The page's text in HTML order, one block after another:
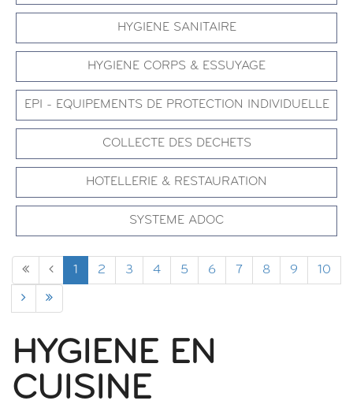
HYGIENE SANITAIRE
HYGIENE CORPS & ESSUYAGE
EPI - EQUIPEMENTS DE PROTECTION INDIVIDUELLE
COLLECTE DES DECHETS
HOTELLERIE & RESTAURATION
SYSTEME ADOC
1 2 3 4 5 6 7 8 9 10
HYGIENE EN
CUISINE